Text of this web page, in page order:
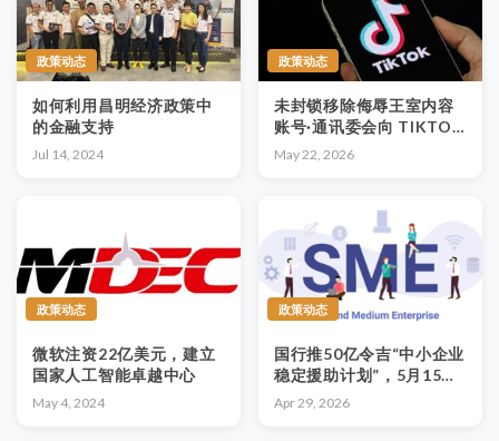
政策动态
如何利用昌明经济政策中
的金融支持
Jul 14, 2024
政策动态
未封锁移除侮辱王室内容
账号·通讯委会向 TIKTOK
发出“法定要求”
May 22, 2026
政策动态
微软注资22亿美元，建立
国家人工智能卓越中心
May 4, 2024
政策动态
国行推50亿令吉“中小企业
稳定援助计划”，5月15日
起开放申请最高75万令吉
Apr 29, 2026